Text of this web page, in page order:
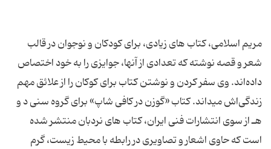
مریم اسلامی، کتاب های زیادی، برای کودکان و نوجوان در قالب
شعر و قصه نوشته که تعدادی از آنها، جوایزی را به خود اختصاص
داده‌اند. وی سفر کردن و نوشتن کتاب برای کوکان را از علائق مهم
زندگی‌اش میداند. کتاب «گوزن در کافی شاپ» برای گروه سنی د و
هـ از سوی انتشارات فنی ایران، کتاب های نردبان منتشر شده
است که حاوی اشعار و تصاویری در رابطه با محیط زیست، گرم